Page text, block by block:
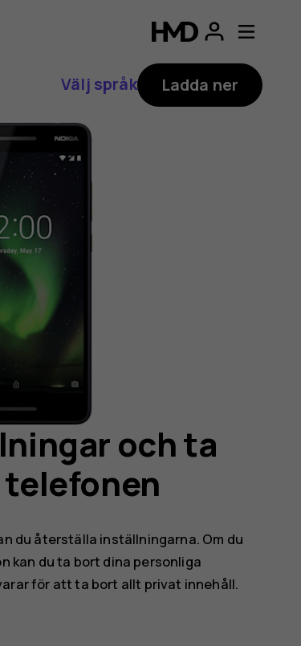
Välj språk Ladda ner
och ta
du återställa inställningarna. Om du
kan du ta bort dina personliga
för att ta bort allt privat innehåll.